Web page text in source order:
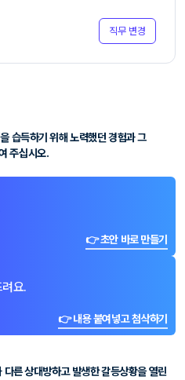
직무 변경
습득하기 위해 노력했던 경험과 그
주십시오.
👉 초안 바로 만들기
요.
👉 내용 붙여넣고 첨삭하기
른 상대방하고 발생한 갈등상황을 열린